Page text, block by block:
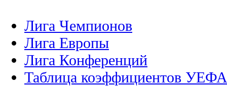
Лига Чемпионов
Лига Европы
Лига Конференций
Таблица коэффициентов УЕФА